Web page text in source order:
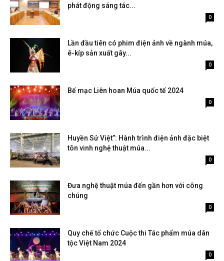
phát động sáng tác...
0
Lần đầu tiên có phim điện ảnh về ngành múa,
ê-kíp sản xuất gây...
0
Bế mạc Liên hoan Múa quốc tế 2024
0
Huyền Sử Việt”: Hành trình điện ảnh đặc biệt
tôn vinh nghệ thuật múa...
0
Đưa nghệ thuật múa đến gần hơn với công
chúng
0
Quy chế tổ chức Cuộc thi Tác phẩm múa dân
tộc Việt Nam 2024
0